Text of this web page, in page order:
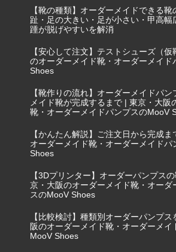
【靴の種類】オーダーメイドできる
趾・足の大きい・足が小さい・甲高幅
踵が脱げやすいを解消
【安心して注文】テストシューズ（
のオーダーメイド靴・オーダーメイド
Shoes
【靴作りの流れ】オーダーメイドパ
メイド靴が完成するまで | 東京・大阪
靴・オーダーメイドパンプスのMooV
【かんたん解説】ご注文日から完成
オーダーメイド靴・オーダーメイドパ
Shoes
【3Dプリンター】オーダーパンプス
京・大阪のオーダーメイド靴・オーダ
スのMooV Shoes
【比較検討】種類別オーダーパンプ
阪のオーダーメイド靴・オーダーメイ
MooV Shoes